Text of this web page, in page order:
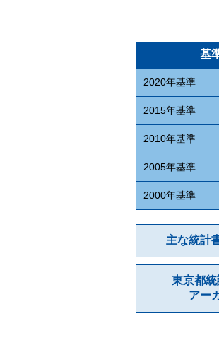
基
2020年基準
2015年基準
2010年基準
2005年基準
2000年基準
主な統計
東京都統
アー